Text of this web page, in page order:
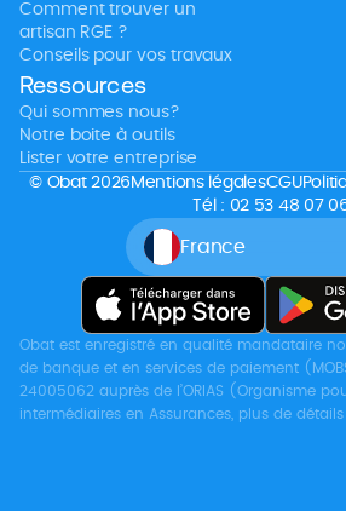
Comment trouver un
artisan RGE ?
Conseils pour vos travaux
Ressources
Qui sommes nous?
Notre boite à outils
Lister votre entreprise
France
© Obat 2026 Mentions légalesCGU
Tél : 02 53 48 07
Obat est enregistré en qualité mandataire
de banque et en services de paiement
24005062 auprès de l’ORIAS (Organisme
intermédiaires en Assurances, plus de détails